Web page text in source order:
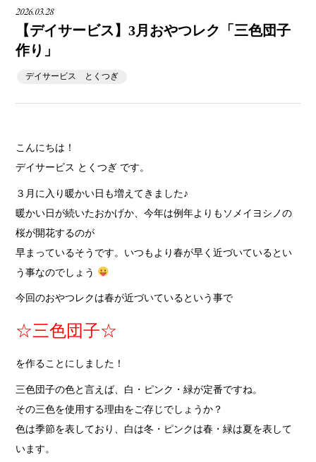
2026.03.28
【デイサービス】3月おやつレク「三色団子
作り」
デイサービス とくつぎ
こんにちは！
デイサービス とくつぎ です。
３月に入り暖かい日も増えてきました♪
暖かい日が続いたおかげか、今年は例年よりもソメイヨシノの
桜が開花するのが
早まっているそうです。いつもより春が早く近づいているとい
う事なのでしょう
今回のおやつレクは春が近づいているという事で
☆三色団子☆
を作ることにしました！
三色団子の色と言えば、白・ピンク・緑が定番ですね。
その三色を使用する理由をご存じでしょうか？
色は季節を表しており、白は冬・ピンクは春・緑は夏を表して
います。